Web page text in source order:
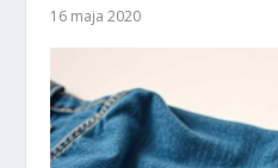
16 maja 2020